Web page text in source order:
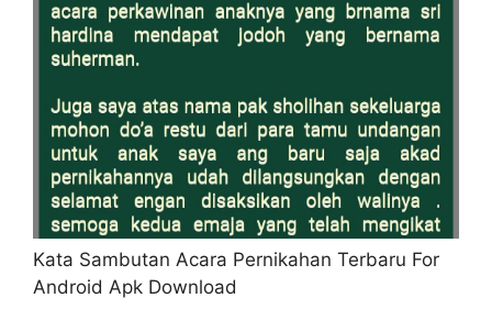
Kata Sambutan Acara Pernikahan Terbaru For
Android Apk Download